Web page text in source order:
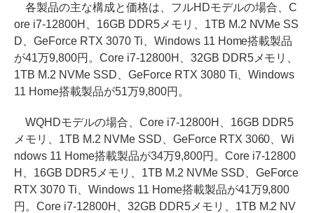
各製品の主な構成と価格は、フルHDモデルの場合、C
ore i7-12800H、16GB DDR5メモリ、1TB M.2 NVMe SS
D、GeForce RTX 3070 Ti、Windows 11 Home搭載製品
が41万9,800円。Core i7-12800H、32GB DDR5メモリ、
1TB M.2 NVMe SSD、GeForce RTX 3080 Ti、Windows
11 Home搭載製品が51万9,800円。
WQHDモデルの場合、Core i7-12800H、16GB DDR5
メモリ、1TB M.2 NVMe SSD、GeForce RTX 3060、Wi
ndows 11 Home搭載製品が34万9,800円。Core i7-12800
H、16GB DDR5メモリ、1TB M.2 NVMe SSD、GeForce
RTX 3070 Ti、Windows 11 Home搭載製品が41万9,800
円。Core i7-12800H、32GB DDR5メモリ、1TB M.2 NV